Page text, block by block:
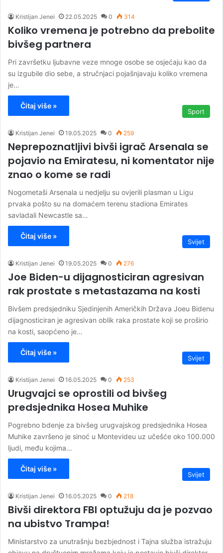
Kristijan Jenei 22.05.2025 0 314
Koliko vremena je potrebno da prebolite
bivšeg partnera
Pri završetku ljubavne veze mnoge osobe se osjećaju kao da
su izgubile dio sebe, a stručnjaci pojašnjavaju koliko vremena
je…
Čitaj više »
Sport
Kristijan Jenei 19.05.2025 0 259
Neprepoznatljivi bivši igrač Arsenala se
pojavio na Emiratesu, ni komentator nije
znao o kome se radi
Nogometaši Arsenala u nedjelju su ovjerili plasman u Ligu
prvaka pošto su na domaćem terenu stadiona Emirates
savladali Newcastle sa…
Čitaj više »
Svijet
Kristijan Jenei 19.05.2025 0 276
Joe Biden-u dijagnosticiran agresivan
rak prostate s metastazama na kosti
Bivšem predsjedniku Sjedinjenih Američkih Država Joeu Bidenu
dijagnosticiran je agresivan oblik raka prostate koji se proširio
na kosti, saopćeno je…
Čitaj više »
Svijet
Kristijan Jenei 16.05.2025 0 253
Urugvajci se oprostili od bivšeg
predsjednika Hosea Muhike
Pogrebno bdenje za bivšeg urugvajskog predsjednika Hosea
Muhike završeno je sinoć u Montevideu uz učešće oko 100.000
ljudi, među kojima…
Čitaj više »
Svijet
Kristijan Jenei 16.05.2025 0 218
Bivši direktora FBI optužuju da je pozvao
na ubistvo Trampa!
Ministarstvo za unutrašnju bezbjednost i Tajna služba istražuju